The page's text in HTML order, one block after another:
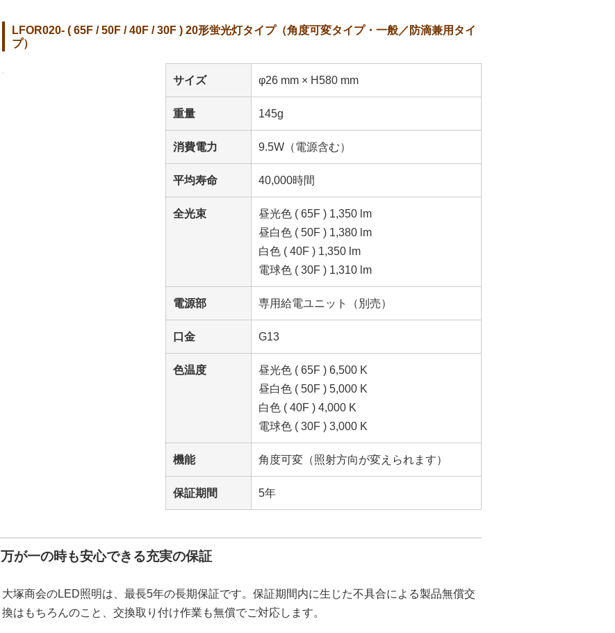
LFOR020- ( 65F / 50F / 40F / 30F ) 20形蛍光灯タイプ（角度可変タイプ・一般／防滴兼用タイ
プ）
サイズ φ26 mm × H580 mm
重量 145g
消費電力 9.5W（電源含む）
平均寿命 40,000時間
全光束
昼光色 ( 65F ) 1,350 lm
昼白色 ( 50F ) 1,380 lm
白色 ( 40F ) 1,350 lm
電球色 ( 30F ) 1,310 lm
電源部 専用給電ユニット（別売）
口金 G13
色温度
昼光色 ( 65F ) 6,500 K
昼白色 ( 50F ) 5,000 K
白色 ( 40F ) 4,000 K
電球色 ( 30F ) 3,000 K
機能 角度可変（照射方向が変えられます）
保証期間 5年
万が一の時も安心できる充実の保証
大塚商会のLED照明は、最長5年の長期保証です。保証期間内に生じた不具合による製品無償交
換はもちろんのこと、交換取り付け作業も無償でご対応します。